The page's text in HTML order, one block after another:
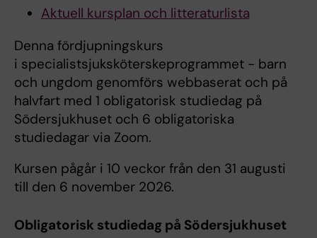
Aktuell kursplan och litteraturlista
Denna fördjupningskurs
i specialistsjuksköterskeprogrammet - barn
och ungdom genomförs webbaserat och på
halvfart med 1 obligatorisk studiedag på
Södersjukhuset och 6 obligatoriska
studiedagar via Zoom.
Kursen pågår i 10 veckor från den 31 augusti
till den 6 november 2026.
Obligatorisk studiedag på Södersjukhuset